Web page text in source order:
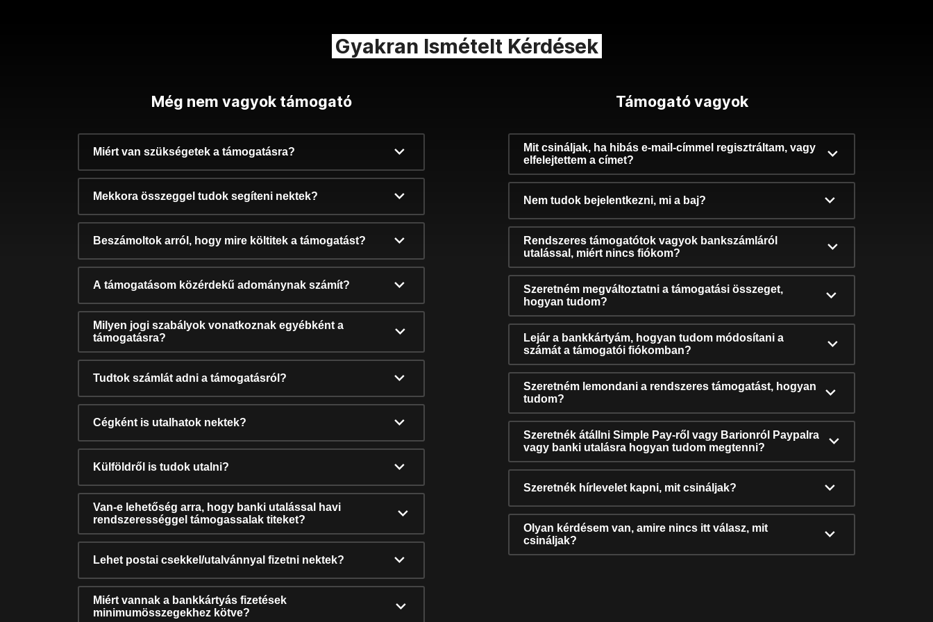
Gyakran Ismételt Kérdések
Még nem vagyok támogató
Miért van szükségetek a támogatásra?
Mekkora összeggel tudok segíteni nektek?
Beszámoltok arról, hogy mire költitek a támogatást?
A támogatásom közérdekű adománynak számít?
Milyen jogi szabályok vonatkoznak egyébként a
támogatásra?
Tudtok számlát adni a támogatásról?
Cégként is utalhatok nektek?
Külföldről is tudok utalni?
Van-e lehetőség arra, hogy banki utalással havi
rendszerességgel támogassalak titeket?
Lehet postai csekkel/utalvánnyal fizetni nektek?
Miért vannak a bankkártyás fizetések
minimumösszegekhez kötve?
Támogató vagyok
Mit csináljak, ha hibás e-mail-címmel regisztráltam, vagy
elfelejtettem a címet?
Nem tudok bejelentkezni, mi a baj?
Rendszeres támogatótok vagyok bankszámláról
utalással, miért nincs fiókom?
Szeretném megváltoztatni a támogatási összeget,
hogyan tudom?
Lejár a bankkártyám, hogyan tudom módosítani a
számát a támogatói fiókomban?
Szeretném lemondani a rendszeres támogatást, hogyan
tudom?
Szeretnék átállni Simple Pay-ről vagy Barionról Paypalra
vagy banki utalásra hogyan tudom megtenni?
Szeretnék hírlevelet kapni, mit csináljak?
Olyan kérdésem van, amire nincs itt válasz, mit
csináljak?